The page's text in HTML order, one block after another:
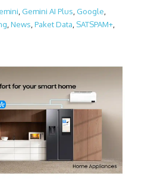
Gemini AI Plus Google
News Paket Data SATSPAM+